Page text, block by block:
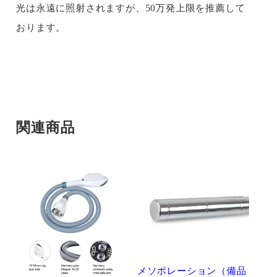
個
光は永遠に照射されますが、50万発上限を推薦して
おります。
関連商品
メソポレーション（備品